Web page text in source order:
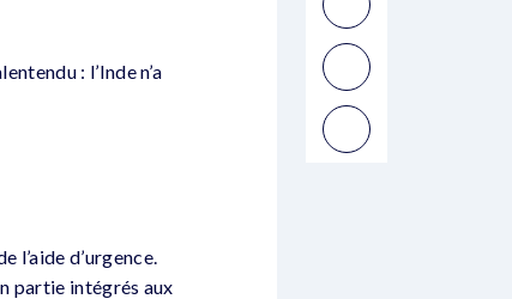
: l’Inde n’a
d’urgence.
partie intégrés aux